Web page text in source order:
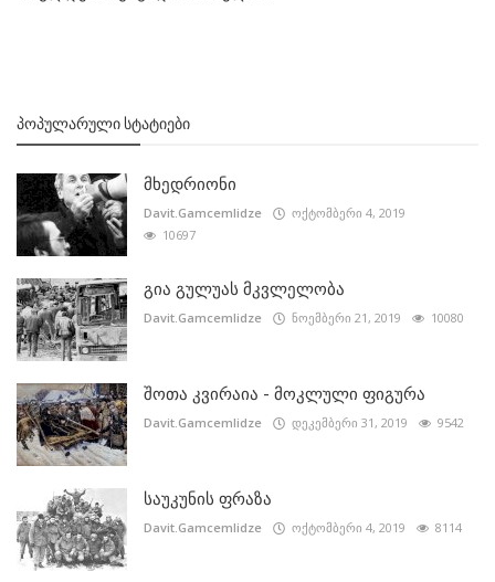
ᲞᲝᲞᲣᲚᲐᲠᲣᲚᲘ ᲡᲢᲐᲢᲘᲔᲑᲘ
მხედრიონი
Davit.Gamcemlidze
ოქტომბერი 4, 2019
10697
გია გულუას მკვლელობა
Davit.Gamcemlidze ნოემბერი 21, 2019 10080
შოთა კვირაია - მოკლული ფიგურა
Davit.Gamcemlidze დეკემბერი 31, 2019 9542
საუკუნის ფრაზა
Davit.Gamcemlidze ოქტომბერი 4, 2019 8114